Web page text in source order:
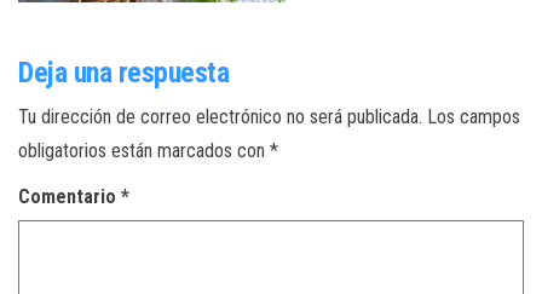
Deja una respuesta
Tu dirección de correo electrónico no será publicada. Los campos
obligatorios están marcados con *
Comentario *